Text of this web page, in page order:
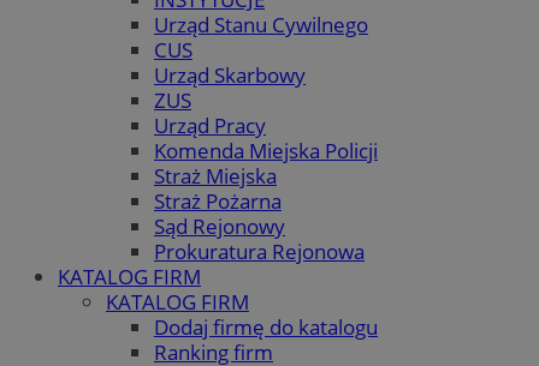
Urząd Stanu Cywilnego
CUS
Urząd Skarbowy
ZUS
Urząd Pracy
Komenda Miejska Policji
Straż Miejska
Straż Pożarna
Sąd Rejonowy
Prokuratura Rejonowa
KATALOG FIRM
KATALOG FIRM
Dodaj firmę do katalogu
Ranking firm